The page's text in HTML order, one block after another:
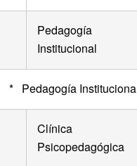
Pedagogía
Institucional
* Pedagogía
Clínica
Psicopedagógica